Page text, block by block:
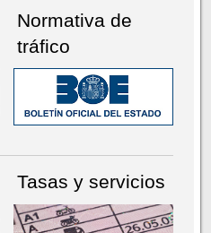
Normativa de
tráfico
Tasas y servicios